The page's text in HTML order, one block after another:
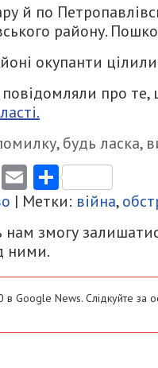
й по
району.
окупанти
про те,
будь ласка,
ViberEmail
| Метки: війна,
змогу
ними.
Google News. Слідкуйте за